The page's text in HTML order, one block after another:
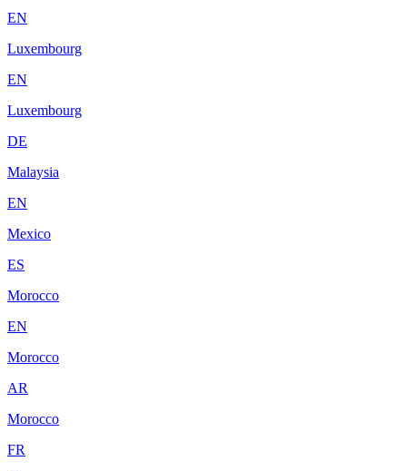
EN
Luxembourg
EN
Luxembourg
DE
Malaysia
EN
Mexico
ES
Morocco
EN
Morocco
AR
Morocco
FR